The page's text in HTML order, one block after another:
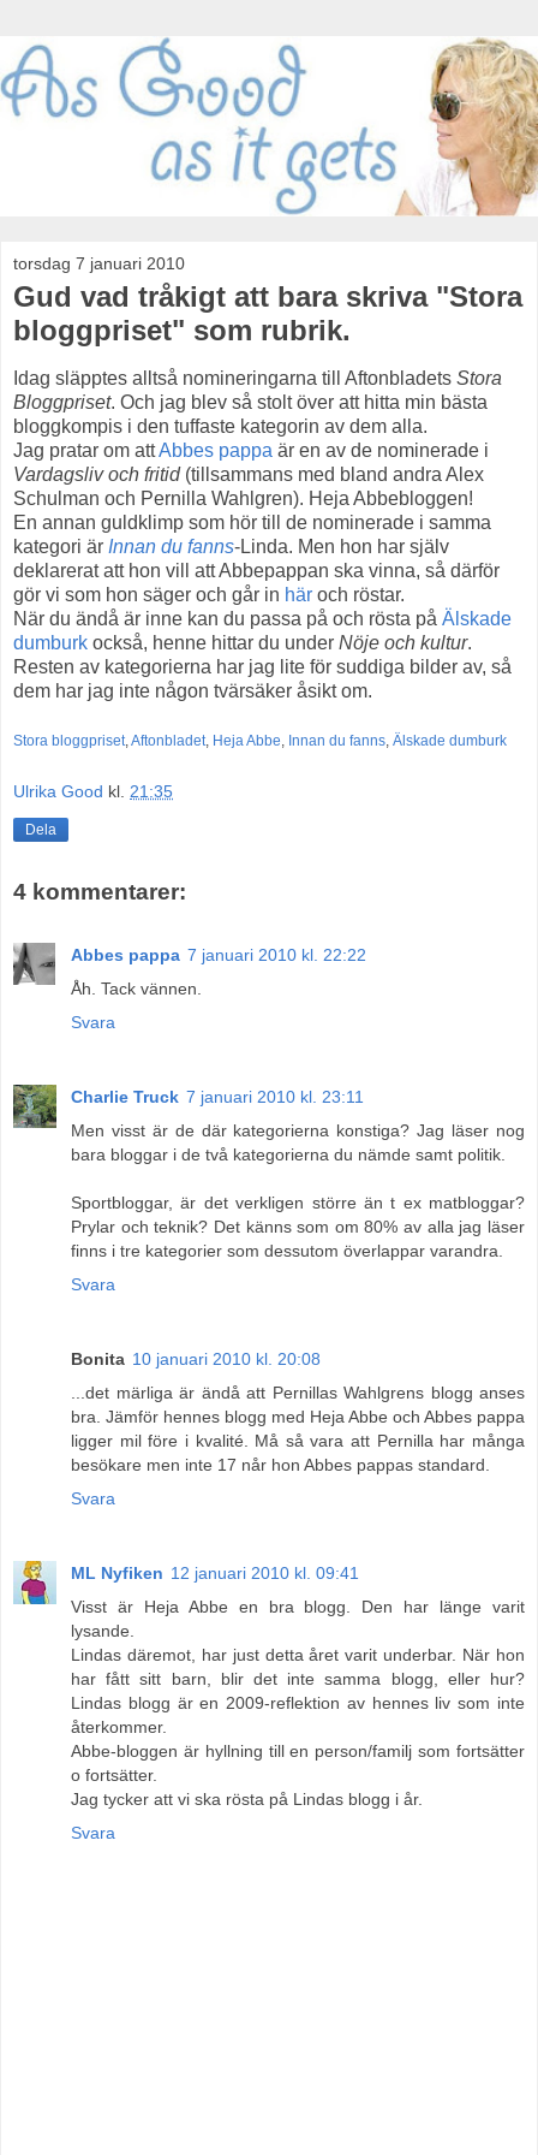
torsdag 7 januari 2010
Gud vad tråkigt att bara skriva "Stora
bloggpriset" som rubrik.
Idag släpptes alltså nomineringarna till Aftonbladets Stora
Bloggpriset. Och jag blev så stolt över att hitta min bästa
bloggkompis i den tuffaste kategorin av dem alla.
Jag pratar om attAbbes pappa är en av de nominerade i
Vardagsliv och fritid(tillsammans med bland andra Alex
Schulman och Pernilla Wahlgren). Heja Abbebloggen!
En annan guldklimp som hör till de nominerade i samma
kategori är Innan du fanns-Linda. Men hon har själv
deklarerat att hon vill att Abbepappan ska vinna, så därför
gör vi som hon säger och går in här och röstar.
När du ändå är inne kan du passa på och rösta på Älskade
dumburk också, henne hittar du under Nöje och kultur.
Resten av kategorierna har jag lite för suddiga bilder av, så
dem har jag inte någon tvärsäker åsikt om.
Stora bloggpriset,Aftonbladet, Heja Abbe, Innan du fanns, Älskade dumburk
Ulrika Good kl. 21:35
Dela
4 kommentarer:
Abbes pappa 7 januari 2010 kl. 22:22
Åh. Tack vännen.
Svara
Charlie Truck 7 januari 2010 kl. 23:11
Men visst är de där kategorierna konstiga? Jag läser nog
bara bloggar i de två kategorierna du nämde samt politik.
Sportbloggar, är det verkligen större än t ex matbloggar?
Prylar och teknik? Det känns som om 80% av alla jag läser
finns i tre kategorier som dessutom överlappar varandra.
Svara
Bonita 10 januari 2010 kl. 20:08
...det märliga är ändå att Pernillas Wahlgrens blogg anses
bra. Jämför hennes blogg med Heja Abbe och Abbes pappa
ligger mil före i kvalité. Må så vara att Pernilla har många
besökare men inte 17 når hon Abbes pappas standard.
Svara
ML Nyfiken 12 januari 2010 kl. 09:41
Visst är Heja Abbe en bra blogg. Den har länge varit
lysande.
Lindas däremot, har just detta året varit underbar. När hon
har fått sitt barn, blir det inte samma blogg, eller hur?
Lindas blogg är en 2009-reflektion av hennes liv som inte
återkommer.
Abbe-bloggen är hyllning till en person/familj som fortsätter
o fortsätter.
Jag tycker att vi ska rösta på Lindas blogg i år.
Svara